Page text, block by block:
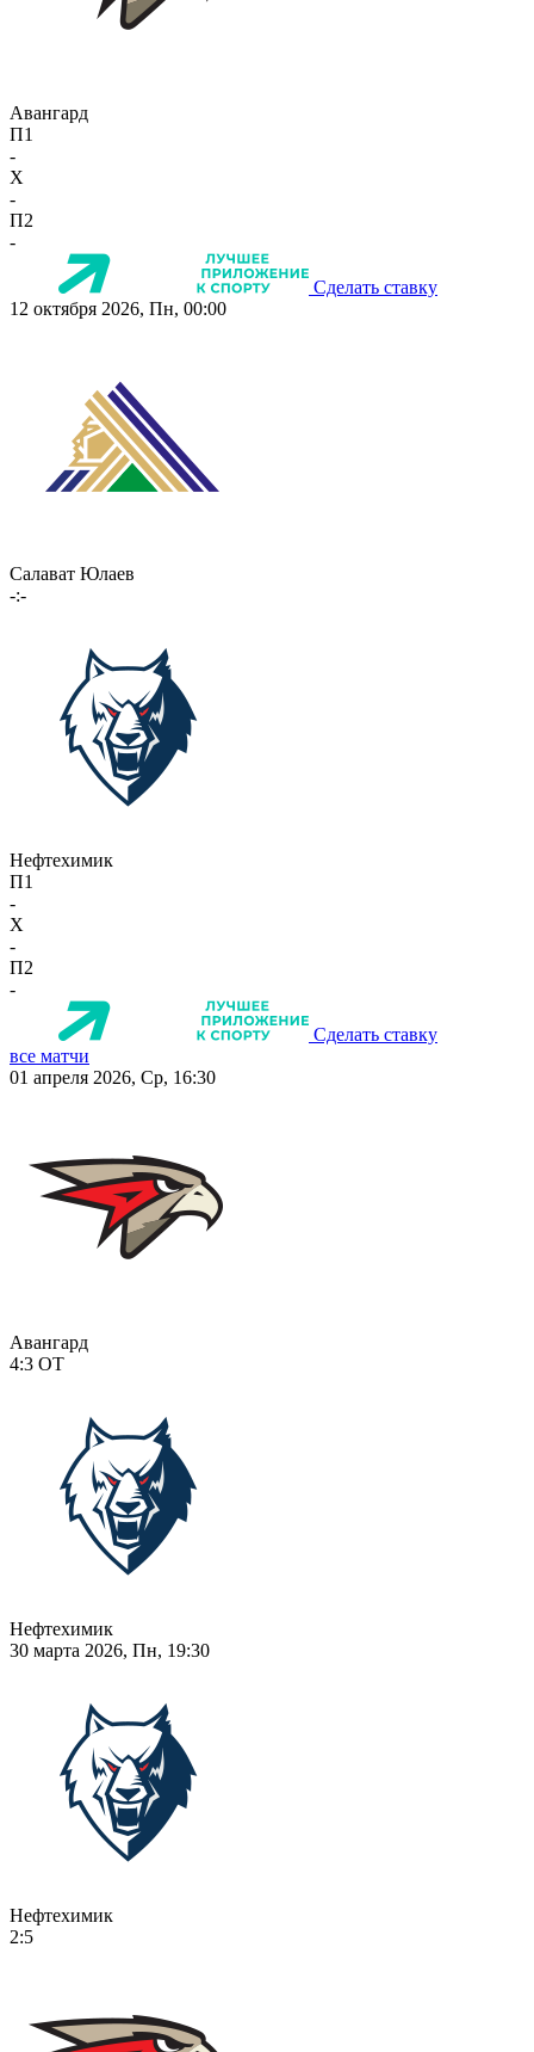
Авангард
П1
-
X
-
П2
-
Сделать ставку
12 октября 2026, Пн, 00:00
Салават Юлаев
-:-
Нефтехимик
П1
-
X
-
П2
-
Сделать ставку
все матчи
01 апреля 2026, Ср, 16:30
Авангард
4:3 ОТ
Нефтехимик
30 марта 2026, Пн, 19:30
Нефтехимик
2:5